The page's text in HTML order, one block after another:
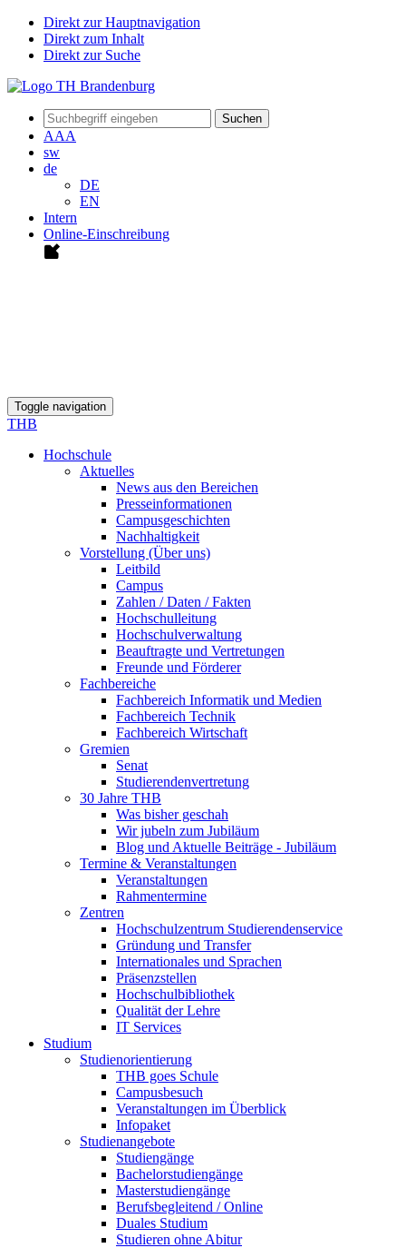
Direkt zur Hauptnavigation
Direkt zum Inhalt
Direkt zur Suche
Suchen
AAA
sw
de
DE
EN
Intern
Online-Einschreibung
Toggle navigation
THB
Hochschule
Aktuelles
News aus den Bereichen
Presseinformationen
Campusgeschichten
Nachhaltigkeit
Vorstellung (Über uns)
Leitbild
Campus
Zahlen / Daten / Fakten
Hochschulleitung
Hochschulverwaltung
Beauftragte und Vertretungen
Freunde und Förderer
Fachbereiche
Fachbereich Informatik und Medien
Fachbereich Technik
Fachbereich Wirtschaft
Gremien
Senat
Studierendenvertretung
30 Jahre THB
Was bisher geschah
Wir jubeln zum Jubiläum
Blog und Aktuelle Beiträge - Jubiläum
Termine & Veranstaltungen
Veranstaltungen
Rahmentermine
Zentren
Hochschulzentrum Studierendenservice
Gründung und Transfer
Internationales und Sprachen
Präsenzstellen
Hochschulbibliothek
Qualität der Lehre
IT Services
Studium
Studienorientierung
THB goes Schule
Campusbesuch
Veranstaltungen im Überblick
Infopaket
Studienangebote
Studiengänge
Bachelorstudiengänge
Masterstudiengänge
Berufsbegleitend / Online
Duales Studium
Studieren ohne Abitur